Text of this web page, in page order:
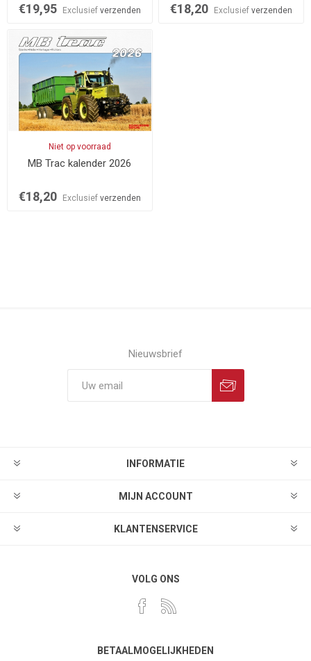
€19,95 Exclusief verzenden €18,20 Exclusiefverzenden
Niet op voorraad
MB Trac kalender 2026
€18,20 Exclusief verzenden
Nieuwsbrief
INFORMATIE
MIJN ACCOUNT
KLANTENSERVICE
VOLG ONS
BETAALMOGELIJKHEDEN